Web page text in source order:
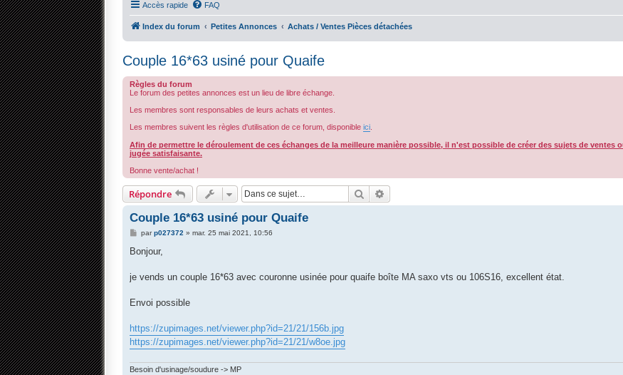
Accès rapide FAQ
Index du forum Petites Annonces Achats / Ventes Pièces détachées
Couple 16*63 usiné pour Quaife
Règles du forum
Le forum des petites annonces est un lieu de libre échange.
Les membres sont responsables de leurs achats et ventes.
Les membres suivent les règles d'utilisation de ce forum, disponible ici
Afin de permettre le déroulement de ces échanges de la meilleure manière possible, il n'est possible de créer des sujets de
jugée satisfaisante.
Bonne vente/achat !
Répondre Rechercher
Couple 16*63 usiné pour Quaife
M
s
g
parp027372 » mar. 25 mai 2021, 10:56
Bonjour,
je vends un couple 16*63 avec couronne usinée pour quaife boîte MA saxo vts ou 106S16, excellent état.
Envoi possible
https://zupimages.net/viewer.php?id=21/21/156b.jpg
https://zupimages.net/viewer.php?id=21/21/w8oe.jpg
Besoin d'usinage/soudure -> MP